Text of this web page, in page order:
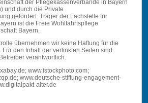
der Pflegekassenverbände in Bayern
und durch die Private
gefördert. Träger der Fachstelle für
ist die Freie Wohlfahrtspflege
Bayern.
übernehmen wir keine Haftung für die
Für den Inhalt der verlinkten Seiten sind
verantwortlich.
www.istockphoto.com;
www.deutsche-stiftung-engagement-
alter.de